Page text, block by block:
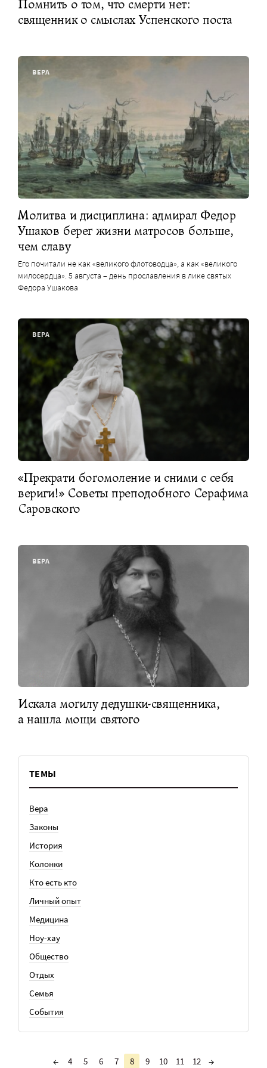
Помнить о том, что смерти нет:
священник о смыслах Успенского поста
ВЕРА
Молитва и дисциплина: адмирал Федор
Ушаков берег жизни матросов больше,
чем славу
Его почитали не как «великого флотоводца», а как «великого
милосердца». 5 августа – день прославления в лике святых
Федора Ушакова
ВЕРА
«Прекрати богомоление и сними с себя
вериги!» Советы преподобного Серафима
Саровского
ВЕРА
Искала могилу дедушки-священника,
а нашла мощи святого
ТЕМЫ
Вера
Законы
История
Колонки
Кто есть кто
Личный опыт
Медицина
Ноу-хау
Общество
Отдых
Семья
События
← 4 5 6 7 8 9 10 11 12 →